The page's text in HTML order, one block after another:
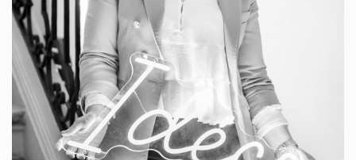
Contacter par mail